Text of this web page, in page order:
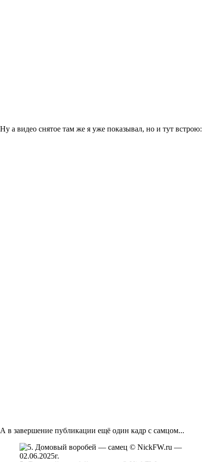
Ну а видео снятое там же я уже показывал, но и тут встрою:
А в завершение публикации ещё один кадр с самцом...